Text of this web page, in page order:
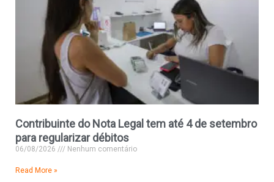
Contribuinte do Nota Legal tem até 4 de setembro
para regularizar débitos
06/08/2026 Nenhum comentário
Read More »